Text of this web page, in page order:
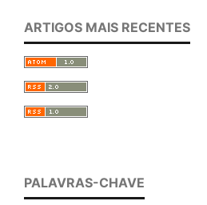
ARTIGOS MAIS RECENTES
PALAVRAS-CHAVE